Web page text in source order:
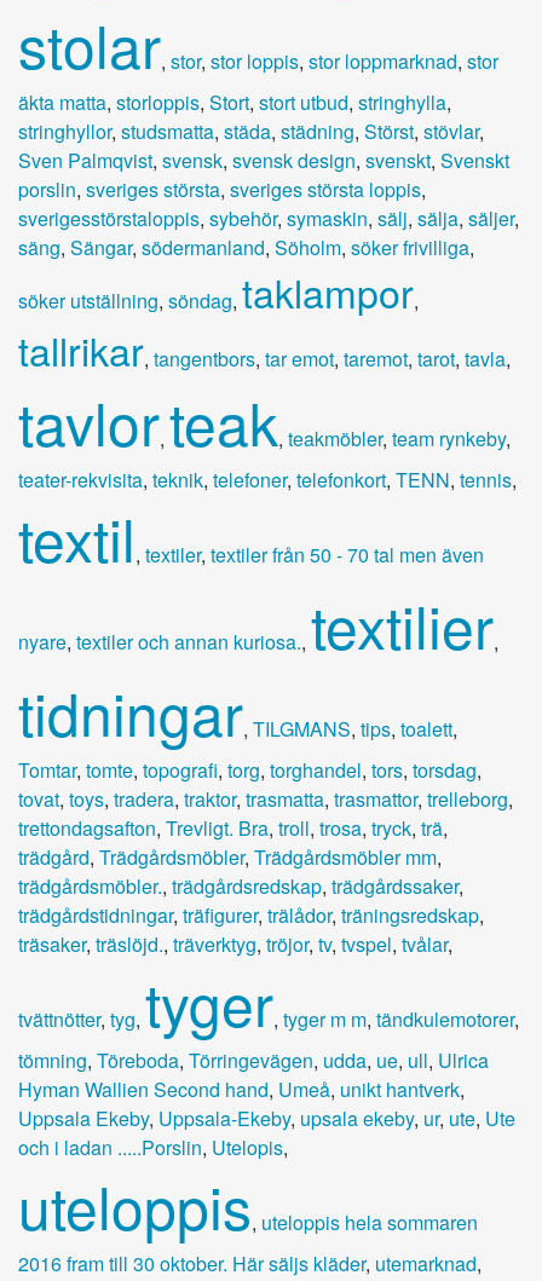
stolar, stor, stor loppis, stor loppmarknad, stor
äkta matta, storloppis, Stort, stort utbud, stringhylla,
stringhyllor, studsmatta, städa, städning, Störst, stövlar,
Sven Palmqvist, svensk, svensk design, svenskt, Svenskt
porslin, sveriges största, sveriges största loppis,
sverigesstörstaloppis, sybehör, symaskin, sälj, sälja, säljer,
säng, Sängar, södermanland, Söholm, söker frivilliga,
söker utställning, söndag, taklampor,
tallrikar, tangentbors, tar emot, taremot, tarot, tavla,
tavlor, teak, teakmöbler, team rynkeby,
teater-rekvisita, teknik, telefoner, telefonkort, TENN, tennis,
textil, textiler, textiler från 50 - 70 tal men även
nyare, textiler och annan kuriosa., textilier,
tidningar, TILGMANS, tips, toalett,
Tomtar, tomte, topografi, torg, torghandel, tors, torsdag,
tovat, toys, tradera, traktor, trasmatta, trasmattor, trelleborg,
trettondagsafton, Trevligt. Bra, troll, trosa, tryck, trä,
trädgård, Trädgårdsmöbler, Trädgårdsmöbler mm,
trädgårdsmöbler., trädgårdsredskap, trädgårdssaker,
trädgårdstidningar, träfigurer, trälådor, träningsredskap,
träsaker, träslöjd., träverktyg, tröjor, tv, tvspel, tvålar,
tvättnötter, tyg, tyger, tyger m m, tändkulemotorer,
tömning, Töreboda, Törringevägen, udda, ue, ull, Ulrica
Hyman Wallien Second hand, Umeå, unikt hantverk,
Uppsala Ekeby, Uppsala-Ekeby, upsala ekeby, ur, ute, Ute
och i ladan .....Porslin, Utelopis,
uteloppis, uteloppis hela sommaren
2016 fram till 30 oktober. Här säljs kläder, utemarknad,